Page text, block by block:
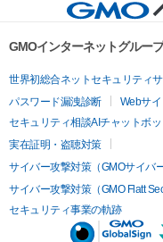
GMOインターネットグルー
世界初総合ネットセキュリティ
パスワード漏洩診断
Webサ
セキュリティ相談AIチャットボッ
実在証明・盗聴対策
サイバー攻撃対策（GMOサイバ
サイバー攻撃対策（GMO Flatt
セキュリティ事業の軌跡